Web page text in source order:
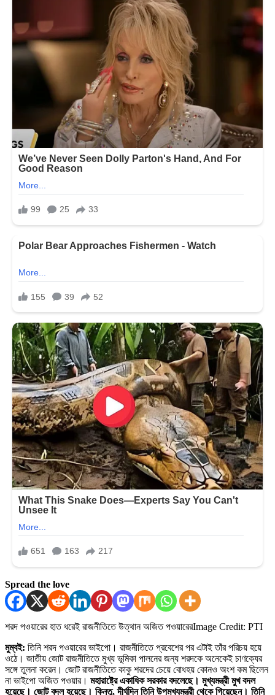
Spread the love
শরদ পওয়ারের হাত ধরেই রাজনীতিতে উত্থান অজিত পওয়ারেরImage Credit: PTI
মুম্বই: তিনি শরদ পওয়ারের ভাইপো। রাজনীতিতে প্রবেশের পর এটাই তাঁর পরিচয় হয়ে
ওঠে। জাতীয় জোট রাজনীতিতে মুখ্য ভূমিকা পালনের জন্য শরদকে অনেকেই চাণক্যের
সঙ্গে তুলনা করেন। জোট রাজনীতিতে কাকু শরদের চেয়ে বোধহয় কোনও অংশ কম ছিলেন
না ভাইপো অজিত পওয়ার। মহারাষ্ট্রে একাধিক সরকার বদলেছে। মুখ্যমন্ত্রী মুখ বদল
হয়েছে। জোট বদল হয়েছে। কিন্তু, দীর্ঘদিন তিনি উপমুখ্যমন্ত্রী থেকে গিয়েছেন। তিনি